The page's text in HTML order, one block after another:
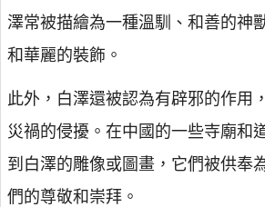
澤常被描繪為一種溫馴、和善的神
和華麗的裝飾。
此外，白澤還被認為有辟邪的作用
災禍的侵擾。在中國的一些寺廟和
到白澤的雕像或圖畫，它們被供奉
們的尊敬和崇拜。